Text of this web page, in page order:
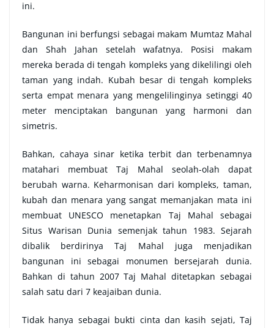
ini.
Bangunan ini berfungsi sebagai makam Mumtaz Mahal
dan Shah Jahan setelah wafatnya. Posisi makam
mereka berada di tengah kompleks yang dikelilingi oleh
taman yang indah. Kubah besar di tengah kompleks
serta empat menara yang mengelilinginya setinggi 40
meter menciptakan bangunan yang harmoni dan
simetris.
Bahkan, cahaya sinar ketika terbit dan terbenamnya
matahari membuat Taj Mahal seolah-olah dapat
berubah warna. Keharmonisan dari kompleks, taman,
kubah dan menara yang sangat memanjakan mata ini
membuat UNESCO menetapkan Taj Mahal sebagai
Situs Warisan Dunia semenjak tahun 1983. Sejarah
dibalik berdirinya Taj Mahal juga menjadikan
bangunan ini sebagai monumen bersejarah dunia.
Bahkan di tahun 2007 Taj Mahal ditetapkan sebagai
salah satu dari 7 keajaiban dunia.
Tidak hanya sebagai bukti cinta dan kasih sejati, Taj